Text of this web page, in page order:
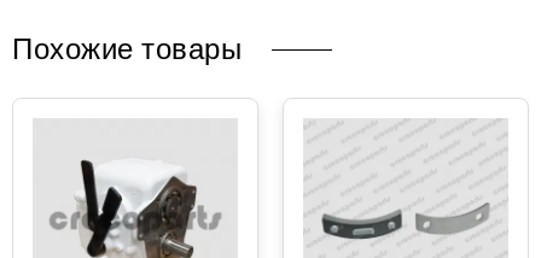
Похожие товары